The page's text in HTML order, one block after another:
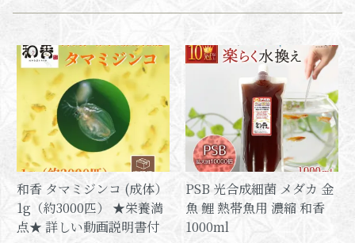
和香 タマミジンコ (成体）
1g（約3000匹） ★栄養満
点★ 詳しい動画説明書付
PSB 光合成細菌 メダカ 金
魚 鯉 熱帯魚用 濃縮 和香
1000ml